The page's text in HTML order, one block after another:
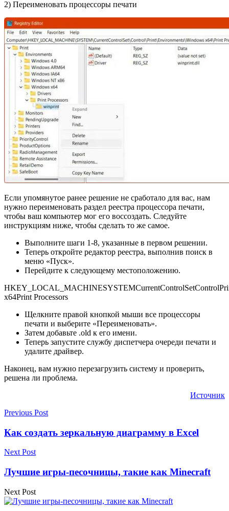
2) Переименовать процессоры печати
Если упомянутое ранее решение не сработало для вас, нам
нужно переименовать раздел реестра процессора печати,
чтобы ваш компьютер мог его воссоздать. Следуйте
инструкциям ниже, чтобы сделать то же самое.
Выполните шаги 1-8, указанные в первом решении.
Теперь откройте редактор реестра, выполнив поиск в
меню «Пуск».
Перейдите к следующему местоположению.
x64Print Processors
Щелкните правой кнопкой мыши все процессоры
печати и выберите «Переименовать».
Затем добавьте .old к его имени.
Теперь запустите службу диспетчера очереди печати и
удалите драйвер.
Наконец, вам нужно перезагрузить систему и проверить,
решена ли проблема.
Источник
Previous Post
Как создать зеркальную диаграмму в Excel
Next Post
Лучшие игры-песочницы, такие как Minecraft
Next Post